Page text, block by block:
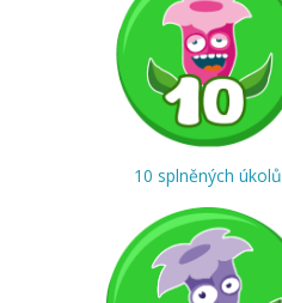
10 splněných úkolů